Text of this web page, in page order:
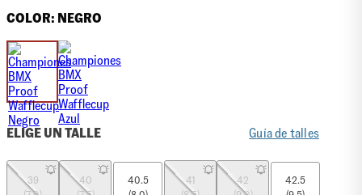
COLOR: NEGRO
ELIGE UN TALLE Guía de talles
39
40
40.5
41
42
42.5